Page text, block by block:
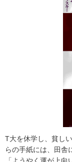
T大を休学し、貧し
らの手紙には、田舎